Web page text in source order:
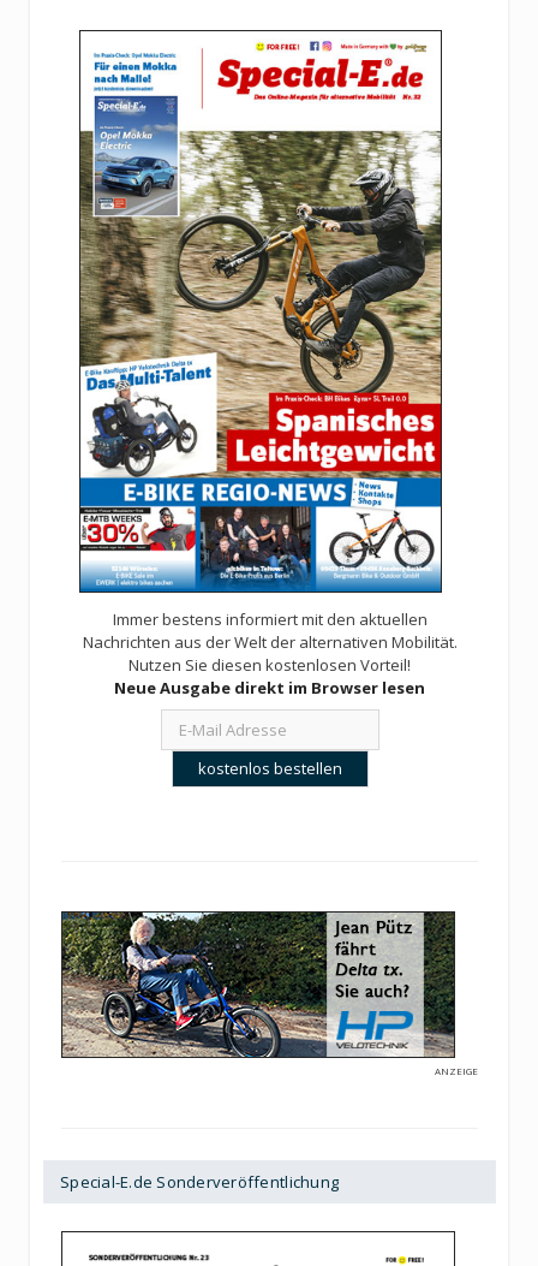
Immer bestens informiert mit den aktuellen
Nachrichten aus der Welt der alternativen Mobilität.
Nutzen Sie diesen kostenlosen Vorteil!
Neue Ausgabe direkt im Browser lesen
ANZEIGE
Special-E.de Sonderveröffentlichung